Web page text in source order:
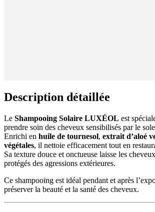
Description détaillée
Le Shampooing Solaire LUXÉOL est
prendre soin des cheveux sensibilisés par le
Enrichi en huile de tournesol, extrait d’aloé
végétales, il nettoie efficacement tout en
Sa texture douce et onctueuse laisse les
protégés des agressions extérieures.
Ce shampooing est idéal pendant et après
préserver la beauté et la santé des cheveux.